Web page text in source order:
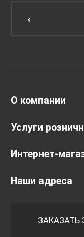
Мебель для
О компании
Услуги
Интернет-
Наши адреса
ЗАКАЗАТЬ